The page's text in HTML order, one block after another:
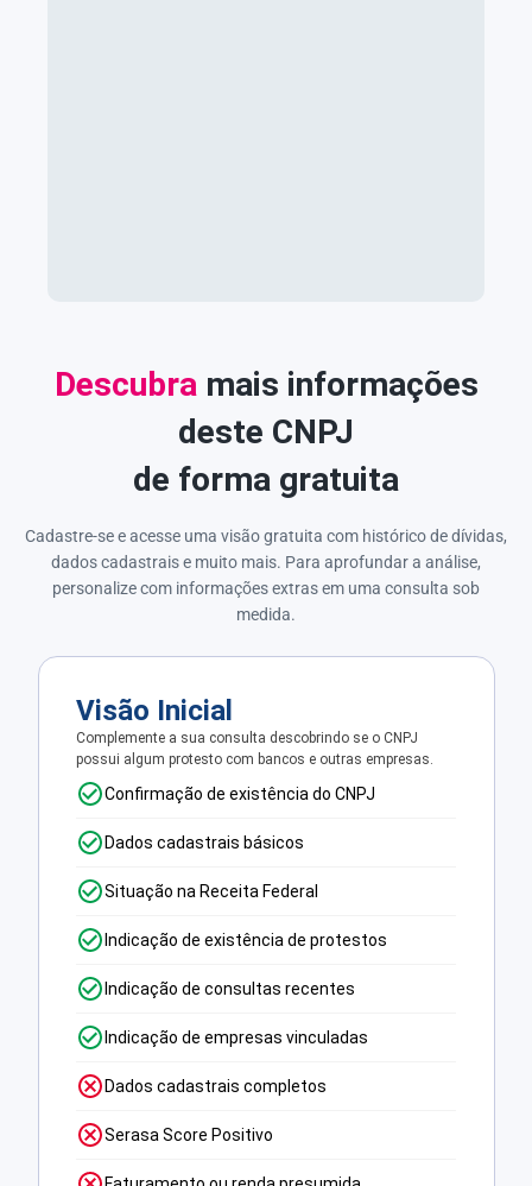
Descubra mais informações
deste CNPJ
de forma gratuita
Cadastre-se e acesse uma visão gratuita com histórico de dívidas,
dados cadastrais e muito mais. Para aprofundar a análise,
personalize com informações extras em uma consulta sob
medida.
Visão Inicial
Complemente a sua consulta descobrindo se o CNPJ
possui algum protesto com bancos e outras empresas.
Confirmação de existência do CNPJ
Dados cadastrais básicos
Situação na Receita Federal
Indicação de existência de protestos
Indicação de consultas recentes
Indicação de empresas vinculadas
Dados cadastrais completos
Serasa Score Positivo